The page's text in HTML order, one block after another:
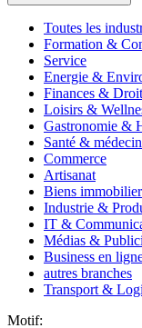
Toutes les
Formation &
Service
Energie &
Finances & Droit
Loisirs &
Gastronomie &
Santé &
Commerce
Artisanat
Biens
Industrie &
IT &
Médias &
Business en
autres branches
Transport &
Motif: